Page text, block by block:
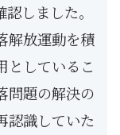
しました。
解放運動を積
としているこ
問題の解決の
認識していた